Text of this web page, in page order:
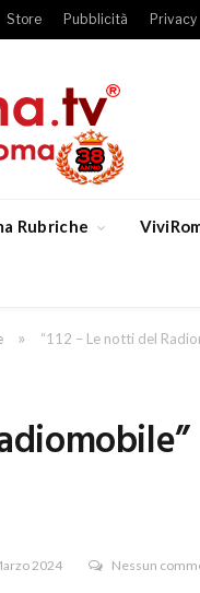
Store Pubblicità Privacy
Rubriche
» “112 – Le notti del
2024 Nessun